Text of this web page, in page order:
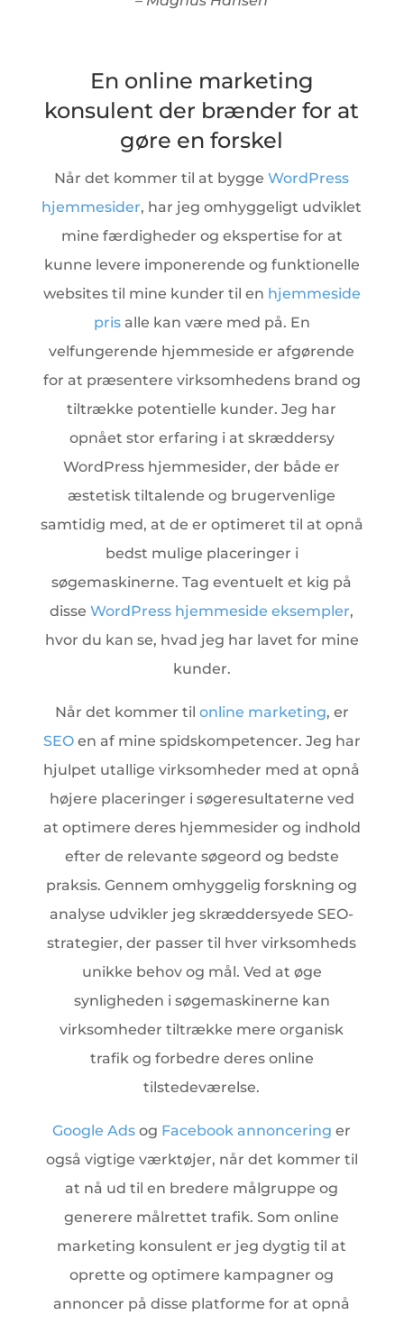
En online marketing
konsulent der brænder for at
gøre en forskel
Når det kommer til at byggeWordPress
hjemmesider, har jeg omhyggeligt udviklet
mine færdigheder og ekspertise for at
kunne levere imponerende og funktionelle
websites til mine kunder til en hjemmeside
prisalle kan være med på. En
velfungerende hjemmeside er afgørende
for at præsentere virksomhedens brand og
tiltrække potentielle kunder. Jeg har
opnået stor erfaring i at skræddersy
WordPress hjemmesider, der både er
æstetisk tiltalende og brugervenlige
samtidig med, at de er optimeret til at opnå
bedst mulige placeringer i
søgemaskinerne. Tag eventuelt et kig på
disseWordPress hjemmeside eksempler,
hvor du kan se, hvad jeg har lavet for mine
kunder.
Når det kommer til online marketing, er
SEOen af mine spidskompetencer. Jeg har
hjulpet utallige virksomheder med at opnå
højere placeringer i søgeresultaterne ved
at optimere deres hjemmesider og indhold
efter de relevante søgeord og bedste
praksis. Gennem omhyggelig forskning og
analyse udvikler jeg skræddersyede SEO-
strategier, der passer til hver virksomheds
unikke behov og mål. Ved at øge
synligheden i søgemaskinerne kan
virksomheder tiltrække mere organisk
trafik og forbedre deres online
tilstedeværelse.
Google Ads og Facebook annoncering er
også vigtige værktøjer, når det kommer til
at nå ud til en bredere målgruppe og
generere målrettet trafik. Som online
marketing konsulent er jeg dygtig til at
oprette og optimere kampagner og
annoncer på disse platforme for at opnå